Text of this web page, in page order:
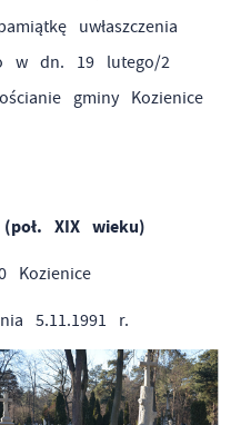
uwłaszczenia
w dn. 19 lutego/2
gminy Kozienice
XIX wieku)
Kozienice
5.11.1991 r.